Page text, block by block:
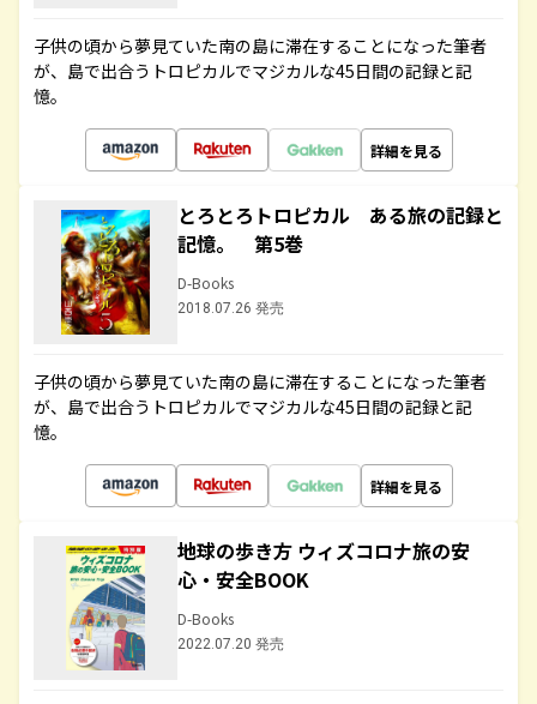
子供の頃から夢見ていた南の島に滞在することになった筆者
が、島で出合うトロピカルでマジカルな45日間の記録と記
憶。
詳細を見る
とろとろトロピカル ある旅の記録と
記憶。 第5巻
D-Books
2018.07.26 発売
子供の頃から夢見ていた南の島に滞在することになった筆者
が、島で出合うトロピカルでマジカルな45日間の記録と記
憶。
詳細を見る
地球の歩き方 ウィズコロナ旅の安
心・安全BOOK
D-Books
2022.07.20 発売